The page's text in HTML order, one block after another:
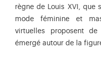
règne de Louis XVI, que
mode féminine et
virtuelles proposent
émergé autour de la